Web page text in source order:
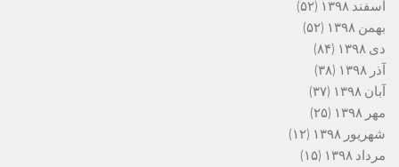
اسفند ۱۳۹۸
(۵۲)
بهمن ۱۳۹۸
(۵۲)
دی ۱۳۹۸
(۸۴)
آذر ۱۳۹۸
(۳۸)
آبان ۱۳۹۸
(۳۷)
مهر ۱۳۹۸
(۲۵)
شهریور ۱۳۹۸
(۱۲)
مرداد ۱۳۹۸
(۱۵)